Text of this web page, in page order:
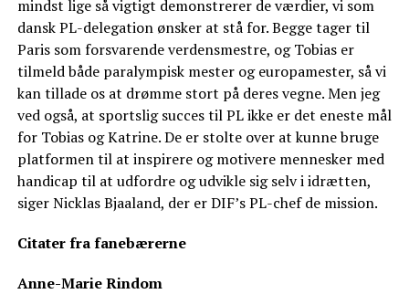
mindst lige så vigtigt demonstrerer de værdier, vi som
dansk PL-delegation ønsker at stå for. Begge tager til
Paris som forsvarende verdensmestre, og Tobias er
tilmeld både paralympisk mester og europamester, så vi
kan tillade os at drømme stort på deres vegne. Men jeg
ved også, at sportslig succes til PL ikke er det eneste mål
for Tobias og Katrine. De er stolte over at kunne bruge
platformen til at inspirere og motivere mennesker med
handicap til at udfordre og udvikle sig selv i idrætten,
siger Nicklas Bjaaland, der er DIF’s PL-chef de mission.
Citater fra fanebærerne
Anne-Marie Rindom